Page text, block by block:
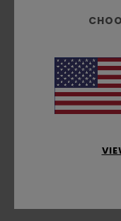
29 juin 2026
Parce que j'adore ces
Afficher original -
Confort: 5/5